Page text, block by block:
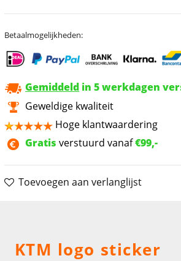
Betaalmogelijkheden:
Gemiddeld in 5 werkdagen
Geweldige kwaliteit
Hoge klantwaardering
Gratis verstuurd vanaf€99,-
Toevoegen aan verlanglijst
KTM logo sticker